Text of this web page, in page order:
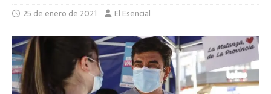
25 de enero de 2021 El Esencial